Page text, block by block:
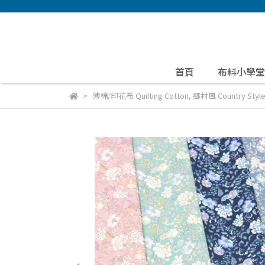
首頁 布料小學堂
薄棉/印花布 Quilting Cotton, 鄉村風 Country Style